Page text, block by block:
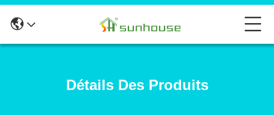
Détails Des Produits